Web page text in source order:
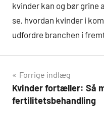
kvinder kan og bør grine
se, hvordan kvinder i
udfordre branchen i
Forrige indlæg
Kvinder fortæller: Så
fertilitetsbehandling